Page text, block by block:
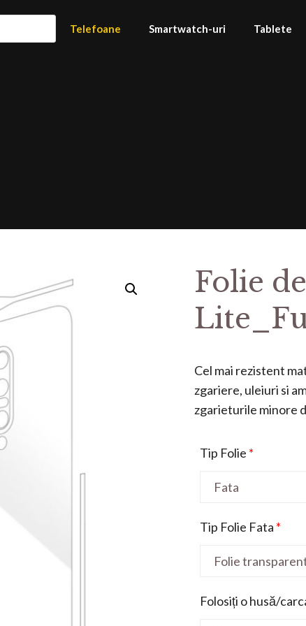
Telefoane Smartwatch-uri Tablete
Folie
Cel mai rezistent
zgariere, uleiuri si
zgarieturile minore
Tip Folie *
Tip Folie Fata *
Folosiți o husă/